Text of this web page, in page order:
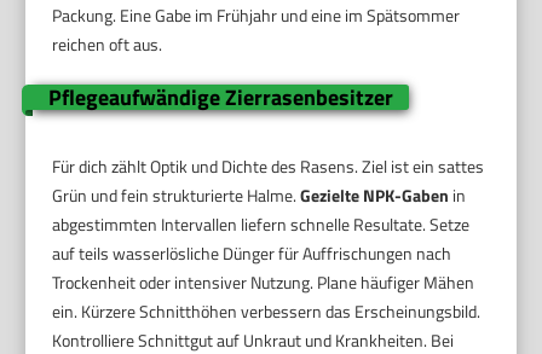
Packung. Eine Gabe im Frühjahr und eine im Spätsommer
reichen oft aus.
Pflegeaufwändige Zierrasenbesitzer
Für dich zählt Optik und Dichte des Rasens. Ziel ist ein sattes
Grün und fein strukturierte Halme.Gezielte NPK-Gaben in
abgestimmten Intervallen liefern schnelle Resultate. Setze
auf teils wasserlösliche Dünger für Auffrischungen nach
Trockenheit oder intensiver Nutzung. Plane häufiger Mähen
ein. Kürzere Schnitthöhen verbessern das Erscheinungsbild.
Kontrolliere Schnittgut auf Unkraut und Krankheiten. Bei